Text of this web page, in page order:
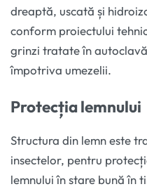
dreaptă, uscată și
conform proiectului
grinzi tratate în
împotriva umezelii.
Protecția lemnului
Structura din lemn este
insectelor, pentru
lemnului în stare bună în